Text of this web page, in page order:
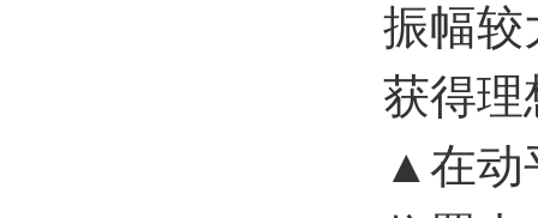
振幅较
获得理
▲在动